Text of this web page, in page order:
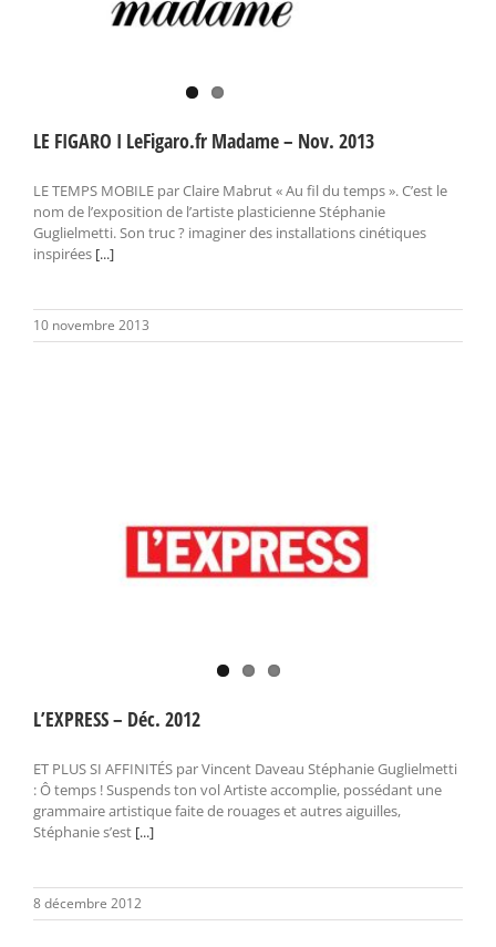
LE FIGARO I LeFigaro.fr Madame – Nov. 2013
LE TEMPS MOBILE par Claire Mabrut « Au fil du temps ». C’est le
nom de l’exposition de l’artiste plasticienne Stéphanie
Guglielmetti. Son truc ? imaginer des installations cinétiques
inspirées [...]
10 novembre 2013
L’EXPRESS – Déc. 2012
ET PLUS SI AFFINITÉS par Vincent Daveau Stéphanie Guglielmetti
: Ô temps ! Suspends ton vol Artiste accomplie, possédant une
grammaire artistique faite de rouages et autres aiguilles,
Stéphanie s’est [...]
8 décembre 2012